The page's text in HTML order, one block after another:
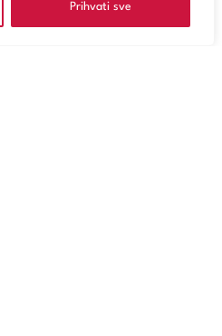
Prihvati sve
NARUČITE SE